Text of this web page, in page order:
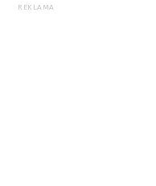
REKLAMA